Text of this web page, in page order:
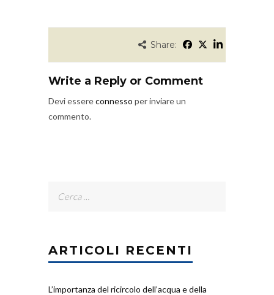
Share:
Write a Reply or Comment
Devi essereconnesso per inviare un
commento.
ARTICOLI RECENTI
L’importanza del ricircolo dell’acqua e della